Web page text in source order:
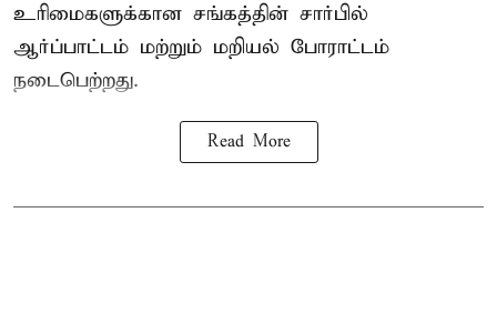
உரிமைகளுக்கான சங்கத்தின் சார்பில்
ஆர்ப்பாட்டம் மற்றும் மறியல் போராட்டம்
நடைபெற்றது.
Read More